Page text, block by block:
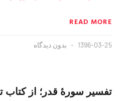
READ MORE
1396-03-25 بدون دیدگاه
تفسیر سورهٔ قدر؛ از کتاب